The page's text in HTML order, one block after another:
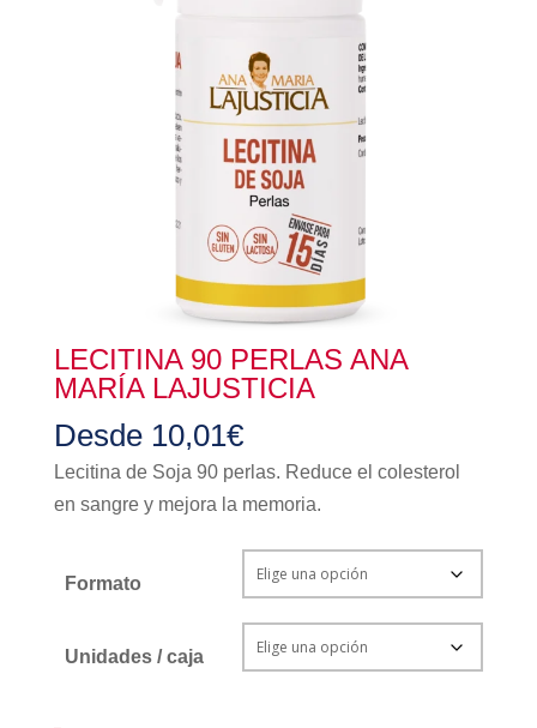
LECITINA 90 PERLAS ANA
MARÍA LAJUSTICIA
Desde 10,01€
Lecitina de Soja 90 perlas. Reduce el colesterol
en sangre y mejora la memoria.
Formato
Unidades / caja